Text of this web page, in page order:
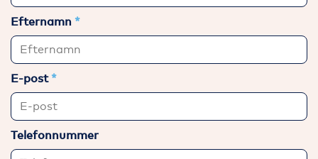
Efternamn
E-post
Telefonnummer